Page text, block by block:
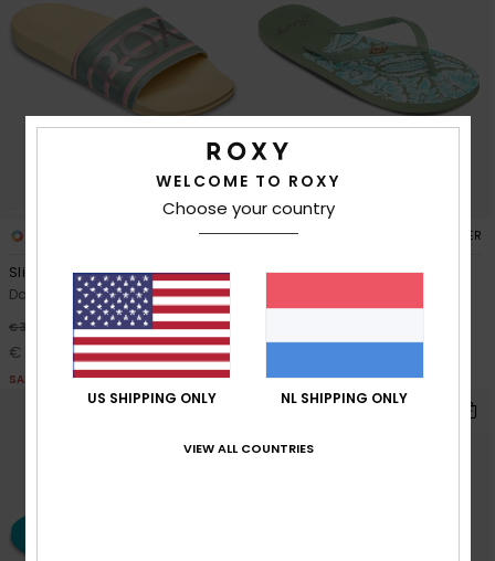
RECYCLED FIBER
Slippy
Dames Geel Sandalen
€ 30,00 30%
€ 21,00
SALE
8 RECYCLED FIBER
New Viva Printed
SALE
WELCOME TO ROXY
Choose your country
US SHIPPING ONLY NL SHIPPING ONLY
VIEW ALL COUNTRIES